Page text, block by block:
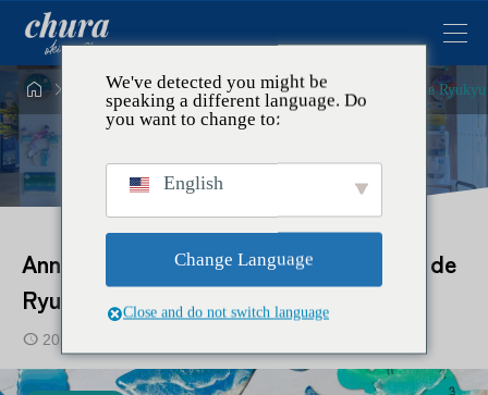
 AvisAnnonce de l'ouverture du site officiel de
Annonce de l'ouverture du site officiel de
Ryukyu Kobo Chura
2025.12.01
We've detected you might be
speaking a different language. Do
you want to change to:
English
Change Language
Close and do not switch language